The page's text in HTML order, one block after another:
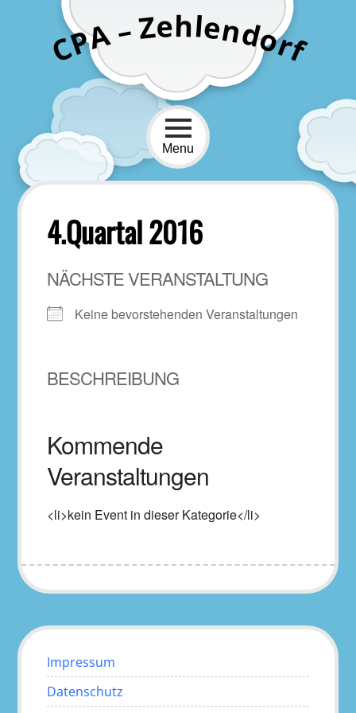
CPA–Zehlendor
f
Menu
4.Quartal 2016
NÄCHSTE VERANSTALTUNG
Keine bevorstehenden Veranstaltungen
BESCHREIBUNG
Kommende
Veranstaltungen
<li>kein Event in dieser Kategorie</li>
Impressum
Datenschutz